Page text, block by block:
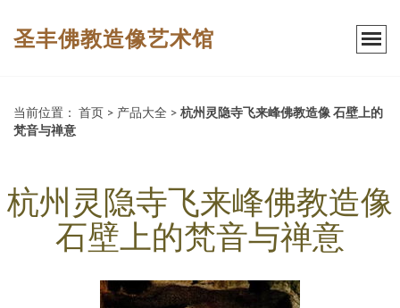
圣丰佛教造像艺术馆
当前位置： 首页 > 产品大全 > 杭州灵隐寺飞来峰佛教造像 石壁上的
梵音与禅意
杭州灵隐寺飞来峰佛教造像
石壁上的梵音与禅意